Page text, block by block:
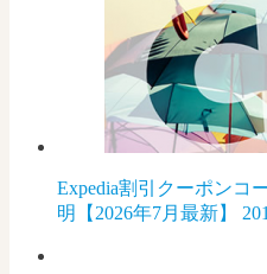
Expedia割引クーポンコ
明【2026年7月最新】